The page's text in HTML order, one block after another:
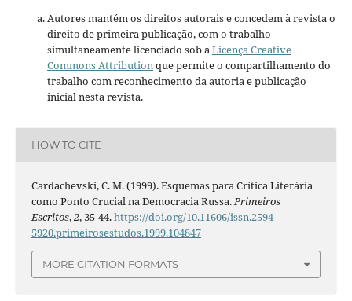
Autores mantém os direitos autorais e concedem à revista o
direito de primeira publicação, com o trabalho
simultaneamente licenciado sob aLicença Creative
Commons Attributionque permite o compartilhamento do
trabalho com reconhecimento da autoria e publicação
inicial nesta revista.
HOW TO CITE
Cardachevski, C. M. (1999). Esquemas para Crítica Literária
como Ponto Crucial na Democracia Russa.Primeiros
Escritos,2, 35-44.https://doi.org/10.11606/issn.2594-
5920.primeirosestudos.1999.104847
MORE CITATION FORMATS